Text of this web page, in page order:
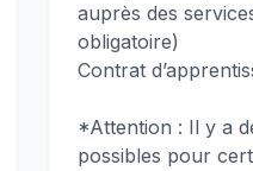
auprès des
obligatoire)
Contrat
*Attention : Il y a
possibles pour